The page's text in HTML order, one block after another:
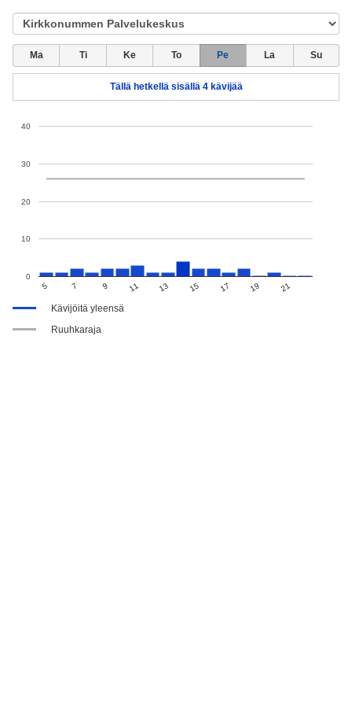
Ma Ti Ke To Pe La Su
Tällä hetkellä sisällä 4 kävijää
5 7 9 11 13 15 17 19 21
0
10
20
30
40
Kävijöitä yleensä
Ruuhkaraja